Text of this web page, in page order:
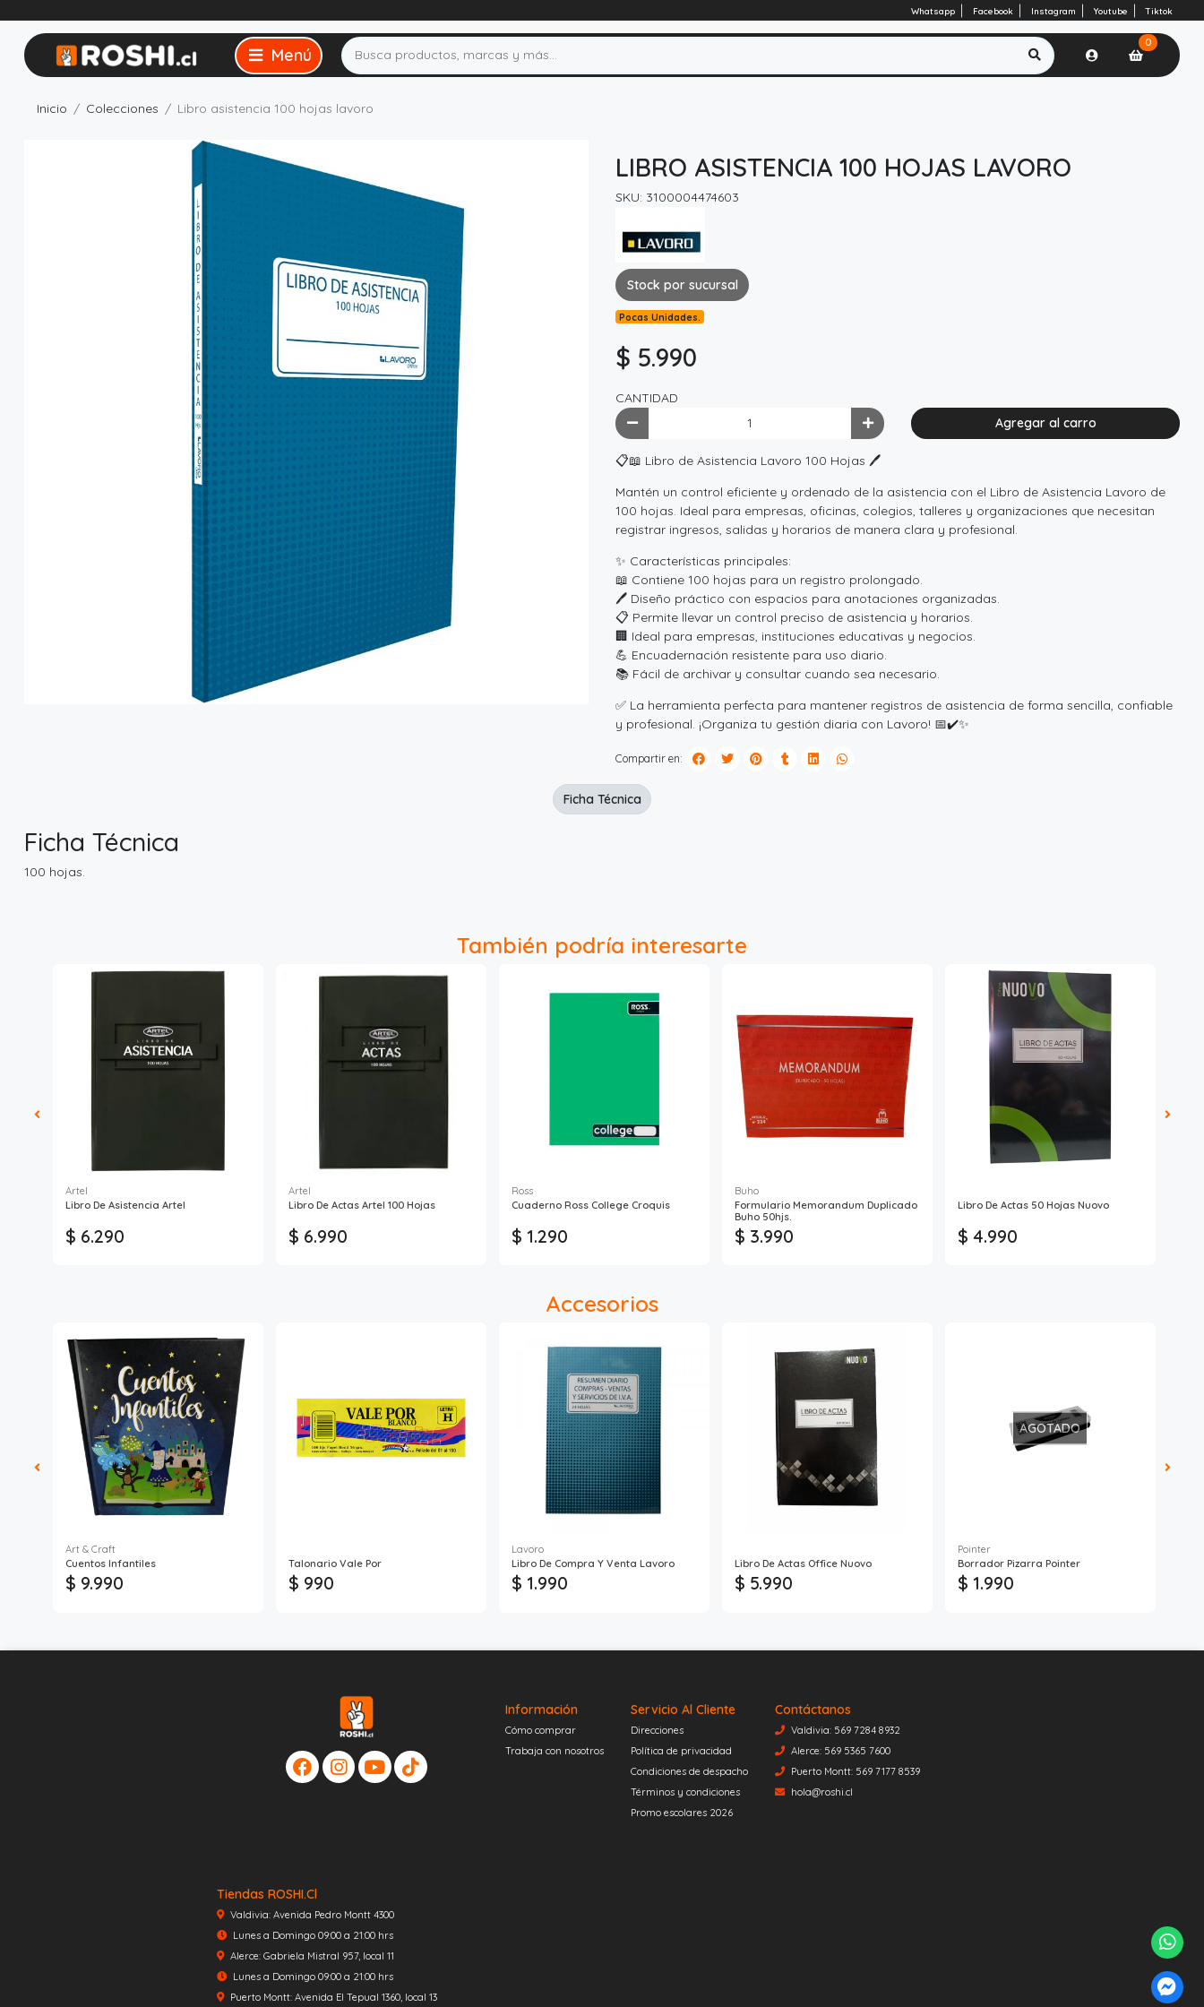
Whatsapp Facebook Instagram Youtube Tiktok
0
Inicio Colecciones Libro asistencia 100 hojas lavoro
LIBRO ASISTENCIA 100 HOJAS LAVORO
SKU: 3100004474603
Stock por sucursal
Pocas Unidades.
$ 5.990
CANTIDAD
Agregar al carro
📋📖 Libro de Asistencia Lavoro 100 Hojas 🖊️
Mantén un control eficiente y ordenado de la asistencia con el Libro de Asistencia Lavoro de
100 hojas. Ideal para empresas, oficinas, colegios, talleres y organizaciones que necesitan
registrar ingresos, salidas y horarios de manera clara y profesional.
✨ Características principales:
📖 Contiene 100 hojas para un registro prolongado.
🖊️ Diseño práctico con espacios para anotaciones organizadas.
📋 Permite llevar un control preciso de asistencia y horarios.
🏢 Ideal para empresas, instituciones educativas y negocios.
💪 Encuadernación resistente para uso diario.
📚 Fácil de archivar y consultar cuando sea necesario.
✅ La herramienta perfecta para mantener registros de asistencia de forma sencilla, confiable
y profesional. ¡Organiza tu gestión diaria con Lavoro! 📅✔️✨
Compartir en:
Ficha Técnica
100 hojas.
Ficha Técnica
También podría interesarte
Artel
Libro De Asistencia Artel
$ 6.290
Artel
Libro De Actas Artel 100 Hojas
$ 6.990
Ross
Cuaderno Ross College Croquis
$ 1.290
Buho
Formulario Memorandum Duplicado
Buho 50hjs.
$ 3.990
Libro De Actas 50 Hojas Nuovo
$ 4.990
Accesorios
Art & Craft
Cuentos Infantiles
$ 9.990
Talonario Vale Por
$ 990
Lavoro
Libro De Compra Y Venta Lavoro
$ 1.990
Libro De Actas Office Nuovo
$ 5.990
AGOTADO
Pointer
Borrador Pizarra Pointer
$ 1.990
Información
Cómo comprar
Trabaja con nosotros
Servicio Al Cliente
Direcciones
Política de privacidad
Condiciones de despacho
Términos y condiciones
Promo escolares 2026
Contáctanos
Valdivia: 569 7284 8932
Alerce: 569 5365 7600
Puerto Montt: 569 7177 8539
hola@roshi.cl
Tiendas ROSHI.cl
Valdivia: Avenida Pedro Montt 4300
Lunes a Domingo 09:00 a 21:00 hrs
Alerce: Gabriela Mistral 957, local 11
Lunes a Domingo 09:00 a 21:00 hrs
Puerto Montt: Avenida El Tepual 1360, local 13